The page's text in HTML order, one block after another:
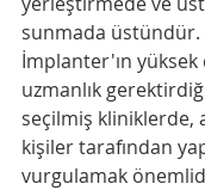
sunmada üstündür.
İmplanter'ın yüksek
uzmanlık
seçilmiş kliniklerde,
kişiler tarafından
vurgulamak